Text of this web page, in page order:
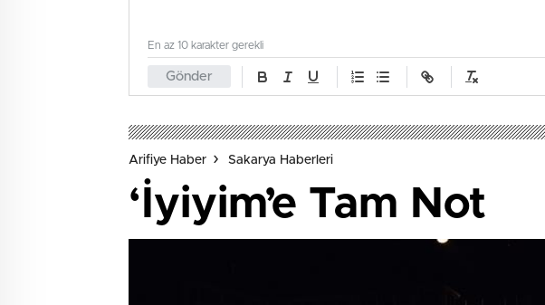
Gönder
En az 10 karakter gerekli
Arifiye Haber Sakarya Haberleri
‘İyiyim’e Tam Not